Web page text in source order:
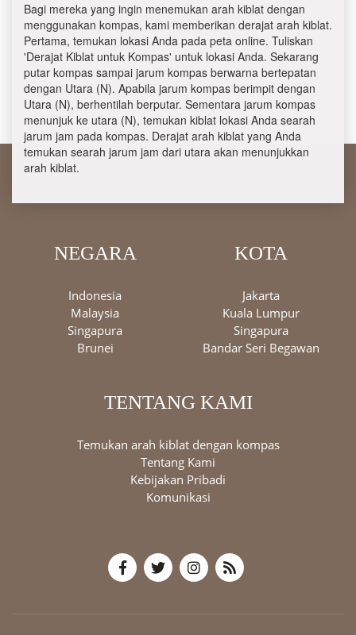
Bagi mereka yang ingin menemukan arah kiblat dengan
menggunakan kompas, kami memberikan derajat arah kiblat.
Pertama, temukan lokasi Anda pada peta online. Tuliskan
'Derajat Kiblat untuk Kompas' untuk lokasi Anda. Sekarang
putar kompas sampai jarum kompas berwarna bertepatan
dengan Utara (N). Apabila jarum kompas berimpit dengan
Utara (N), berhentilah berputar. Sementara jarum kompas
menunjuk ke utara (N), temukan kiblat lokasi Anda searah
jarum jam pada kompas. Derajat arah kiblat yang Anda
temukan searah jarum jam dari utara akan menunjukkan
arah kiblat.
NEGARA
Indonesia
Malaysia
Singapura
Brunei
KOTA
Jakarta
Kuala Lumpur
Singapura
Bandar Seri Begawan
TENTANG KAMI
Temukan arah kiblat dengan kompas
Tentang Kami
Kebijakan Pribadi
Komunikasi